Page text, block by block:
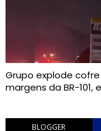
Grupo explode
margens da BR-101,
BLOGGER